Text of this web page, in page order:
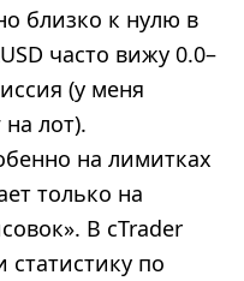
близко к нулю в
часто вижу 0.0–
(у меня
лот).
на лимитках
только на
В cTrader
статистику по